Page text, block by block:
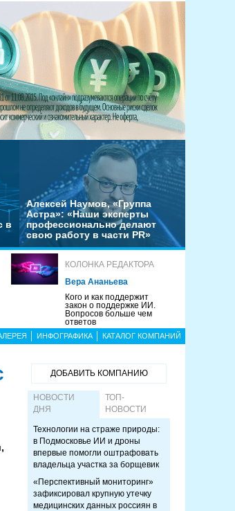
в
Алексей Наумов, «Группа
Астра»: «Наши эксперты
профессионально делают
свою работу в части PR»
КОЛОНКА РЕДАКТОРА
Вера Ананьева
Кого и как поддержит
закон о поддержке ИИ.
Вопросов больше чем
ответов
ИНФОГРАФИКА КАТАЛОГ КОМПАНИЙ
ДОБАВИТЬ КОМПАНИЮ
НОВОСТИ
ДНЯ
ТОП-
НОВОСТИ
Технологии на страже природы:
в Подмосковье ИИ и дроны
впервые помогли оштрафовать
владельца участка за борщевик
«Перспективный мониторинг»
зафиксировал крупную утечку
медицинских данных россиян в